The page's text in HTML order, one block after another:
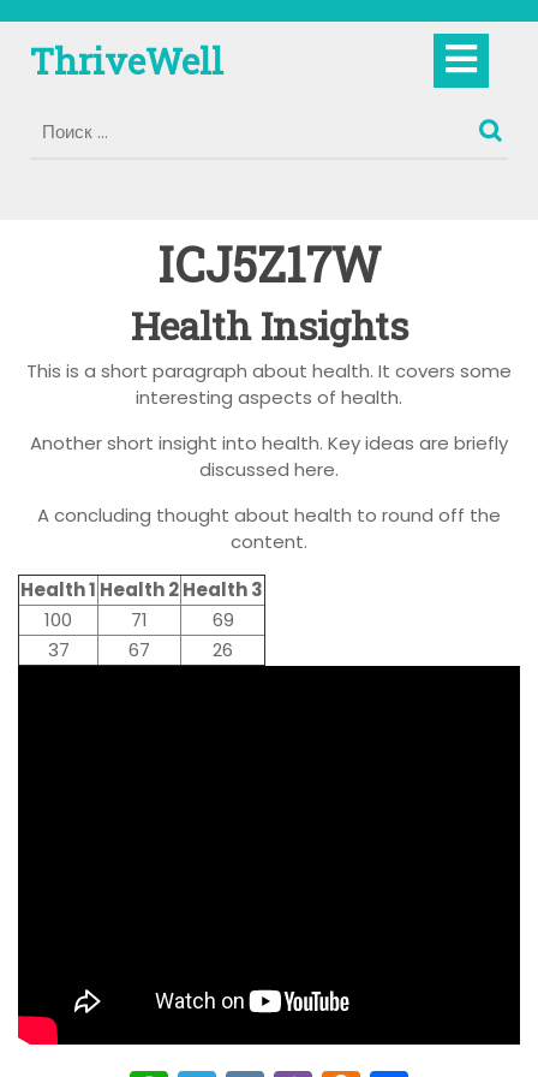
содержимому
ThriveWell
ICJ5Z17W
Health Insights
This is a short paragraph about health. It covers some
interesting aspects of health.
Another short insight into health. Key ideas are briefly
discussed here.
A concluding thought about health to round off the
content.
Health 1 Health 2Health 3
100
71
69
37
67 26